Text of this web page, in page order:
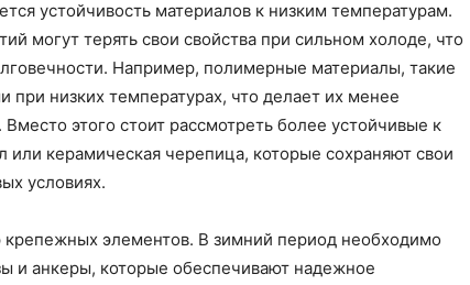
устойчивость материалов к низким температурам.
могут терять свои свойства при сильном холоде, что
Например, полимерные материалы, такие
при низких температурах, что делает их менее
этого стоит рассмотреть более устойчивые к
или керамическая черепица, которые сохраняют свои
условиях.
элементов. В зимний период необходимо
и анкеры, которые обеспечивают надежное